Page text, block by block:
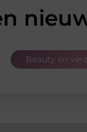
Beauty en